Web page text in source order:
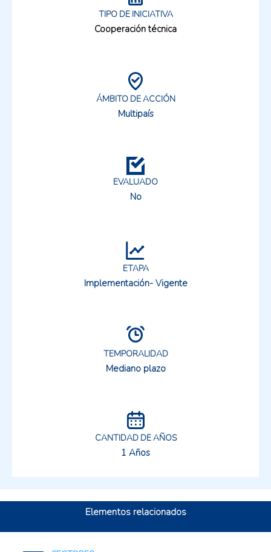
TIPO DE INICIATIVA
Cooperación técnica
ÁMBITO DE ACCIÓN
Multipaís
EVALUADO
No
ETAPA
Implementación- Vigente
TEMPORALIDAD
Mediano plazo
CANTIDAD DE AÑOS
1 Años
Elementos relacionados